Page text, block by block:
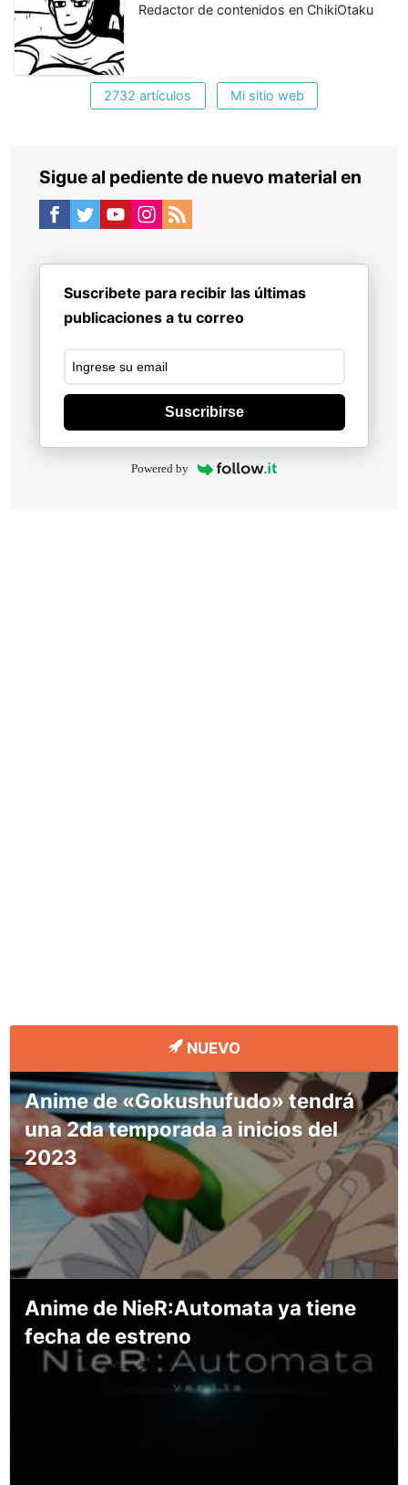
Redactor de contenidos en ChikiOtaku
2732 artículos Mi sitio web
Sigue al pediente de nuevo material en
Suscribete para recibir las últimas
publicaciones a tu correo
Suscribirse
Powered by
NUEVO
Anime de «Gokushufudo» tendrá
una 2da temporada a inicios del
2023
Anime de NieR:Automata ya tiene
fecha de estreno